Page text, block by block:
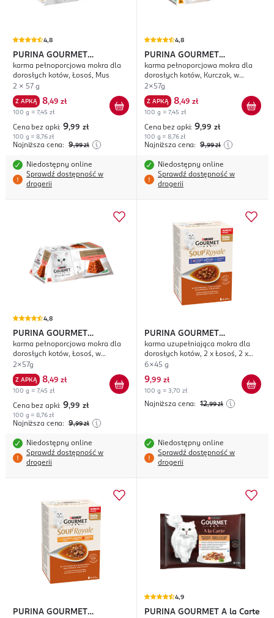
4,8
PURINA GOURMET
Revelations
karma pełnoporcjowa mokra dla
dorosłych kotów, Łosoś, Mus
2 x 57 g
Z APKĄ 8,49 zł
100 g = 7,45 zł
Cena bez apki: 9,99 zł
100 g = 8,76 zł
Najniższa cena: 9,99 zł
Niedostępny online
Sprawdź dostępność w
drogerii
4,8
PURINA GOURMET
Revelations
karma pełnoporcjowa mokra dla
dorosłych kotów, Kurczak, w
Galaretce
2x57g
Z APKĄ 8,49 zł
100 g = 7,45 zł
Cena bez apki: 9,99 zł
100 g = 8,76 zł
Najniższa cena: 9,99 zł
Niedostępny online
Sprawdź dostępność w
drogerii
4,8
PURINA GOURMET
Revelations
karma pełnoporcjowa mokra dla
dorosłych kotów, Łosoś, w
Galaretce
2x57g
Z APKĄ 8,49 zł
100 g = 7,45 zł
Cena bez apki: 9,99 zł
100 g = 8,76 zł
Najniższa cena: 9,99 zł
Niedostępny online
Sprawdź dostępność w
drogerii
PURINA GOURMET
Soup'Royale
karma uzupełniająca mokra dla
dorosłych kotów, 2 x Łosoś, 2 x
Płastuga, 2 x Dorsz
6x45 g
9,99 zł
100 g = 3,70 zł
Najniższa cena: 12,99 zł
Niedostępny online
Sprawdź dostępność w
drogerii
PURINA GOURMET
4,9
PURINA GOURMET A la Carte